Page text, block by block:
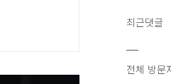
최근댓글
전체 방문